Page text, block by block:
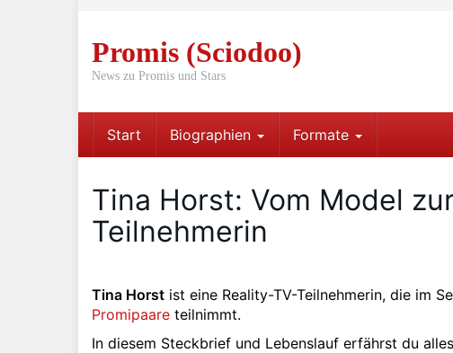
Promis (Sciodoo)
News zu Promis und Stars
Start Biographien Formate
Tina Horst: Vom Model
Teilnehmerin
Tina Horst ist eine Reality-TV-Teilnehmerin, die im
Promipaare teilnimmt.
In diesem Steckbrief und Lebenslauf erfährst du